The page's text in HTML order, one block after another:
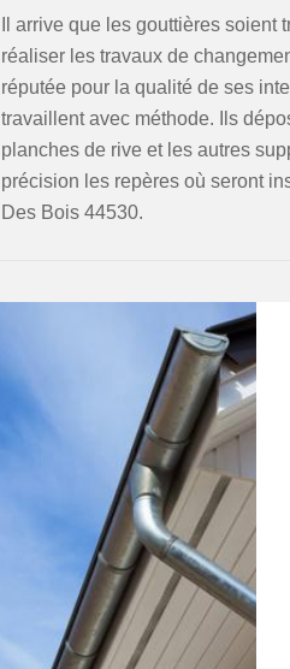
Il arrive que les gouttières
réaliser les travaux de
réputée pour la qualité de ses
travaillent avec méthode. Ils
planches de rive et les autres
précision les repères où seront
Des Bois 44530.